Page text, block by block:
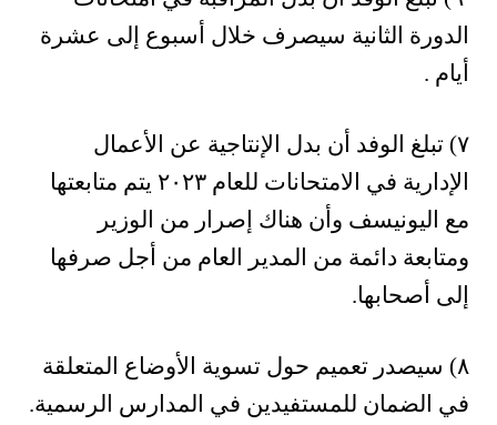
الدورة الثانية سيصرف خلال أسبوع إلى عشرة
أيام .
٧) تبلغ الوفد أن بدل الإنتاجية عن الأعمال
الإدارية في الامتحانات للعام ٢٠٢٣ يتم متابعتها
مع اليونيسف وأن هناك إصرار من الوزير
ومتابعة دائمة من المدير العام من أجل صرفها
إلى أصحابها.
٨) سيصدر تعميم حول تسوية الأوضاع المتعلقة
في الضمان للمستفيدين في المدارس الرسمية.